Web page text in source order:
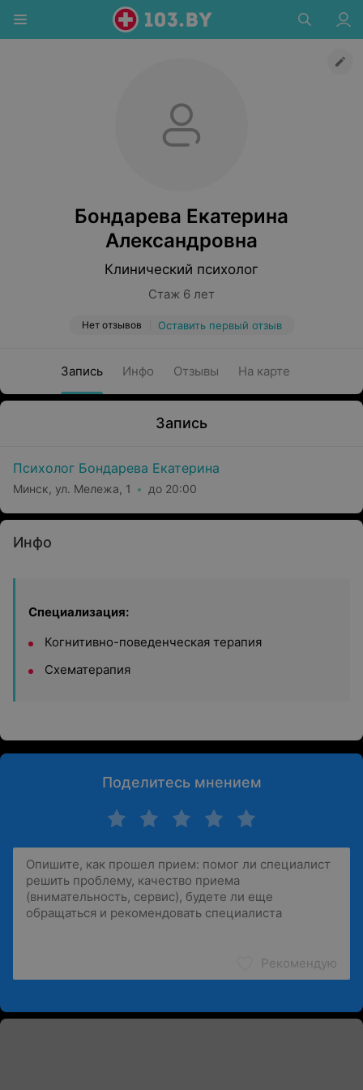
Бондарева Екатерина
Александровна
Клинический психолог
Стаж 6 лет
Нет отзывов Оставить первый отзыв
Запись Инфо Отзывы На карте
Запись
Психолог Бондарева Екатерина
Минск, ул. Мележа, 1 до 20:00
Инфо
Специализация:
Когнитивно-поведенческая терапия
Схематерапия
Поделитесь мнением
Рекомендую